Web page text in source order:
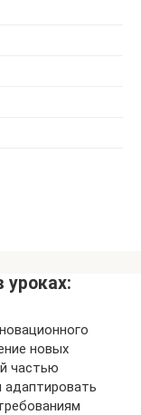
уроках:
новых
частью
адаптировать